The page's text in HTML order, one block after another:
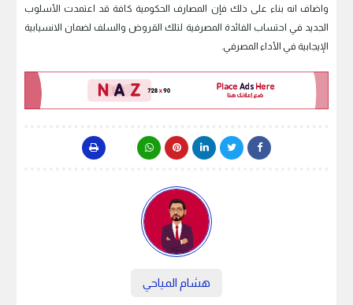
واضاف انه بناء على ذلك فإن المصارف الحكومية كافة قد اعتمدت الأسلوب
الجديد في احتساب الفائدة المصرفية لتلك القروض والسلف لضمان الانسيابية
الإيجابية في الأداء المصرفي.
هشام المياحي